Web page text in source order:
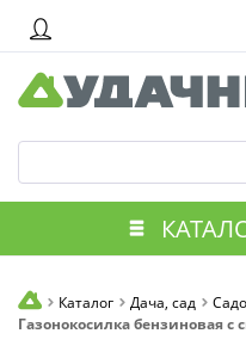
Каталог Дача, сад
Газонокосилка бензиновая с